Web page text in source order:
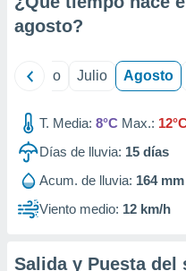
e
publicidad
publicidad
de
agosto?
Junio Julio Agosto
T. Media: 8°C Max.:
Días de lluvia: 15 días
Acum. de lluvia: 164 mm
Viento medio: 12 km/h
Salida y Puesta del